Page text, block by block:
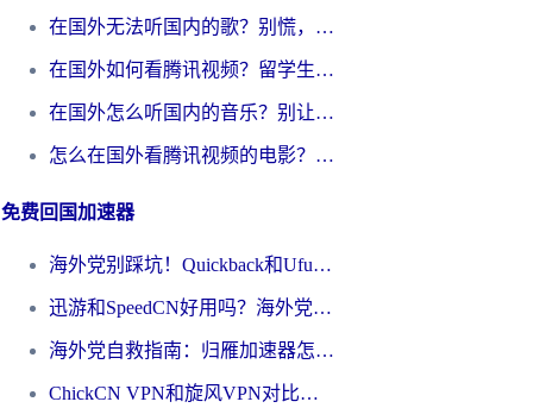
在国外无法听国内的歌？别慌，这样操作就能畅听QQ音乐（附亲测加速器推荐）
在国外如何看腾讯视频？留学生亲测有效的回国加速方案
在国外怎么听国内的音乐？别让版权限制断了你的华语歌单
怎么在国外看腾讯视频的电影？海外党亲测有效的回国加速指南
免费回国加速器
海外党别踩坑！Quickback和UfunR好用吗？选对回国加速器才能无缝刷国内资源
迅游和SpeedCN好用吗？海外党如何破解那道看不见的墙
海外党自救指南：归雁加速器怎么样？教你避开坑实现国内资源无缝访问
ChickCN VPN和旋风VPN对比哪个回国效果更好？海外用户的选择困境与出路